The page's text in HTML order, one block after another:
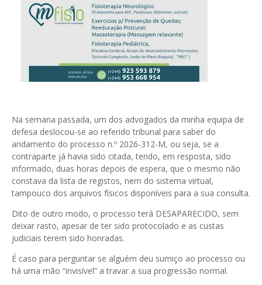
Na semana passada, um dos advogados da minha equipa de
defesa deslocou-se ao referido tribunal para saber do
andamento do processo n.º 2026-312-M, ou seja, se a
contraparte já havia sido citada, tendo, em resposta, sido
informado, duas horas depois de espera, que o mesmo não
constava da lista de registos, nem do sistema virtual,
tampouco dos arquivos físicos disponíveis para a sua consulta.
Dito de outro modo, o processo terá DESAPARECIDO, sem
deixar rasto, apesar de ter sido protocolado e as custas
judiciais terem sido honradas.
É caso para perguntar se alguém deu sumiço ao processo ou
há uma mão “invisível” a travar a sua progressão normal.